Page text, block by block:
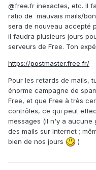
@free.fr inexactes, etc. Il
ratio de mauvais mails/
sera de nouveau accepté
il faudra plusieurs jours
serveurs de Free. Ton
https://postmaster.free.fr/
Pour les retards de mails,
énorme campagne de
Free, et que Free à très
contrôles, ce qui peut
messages (il n'y a aucune
des mails sur Internet ;
bien de nos jours
)